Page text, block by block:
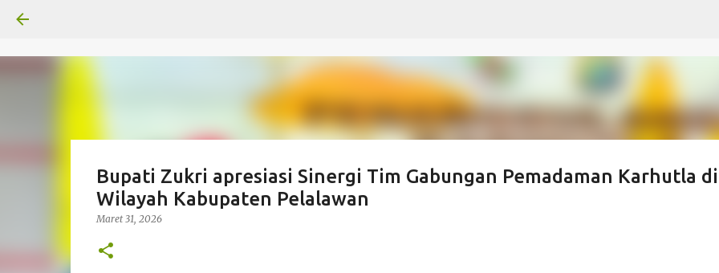
Bupati Zukri apresiasi Sinergi Tim Gabungan Pemadaman Karhutla di
Wilayah Kabupaten Pelalawan
Maret 31, 2026